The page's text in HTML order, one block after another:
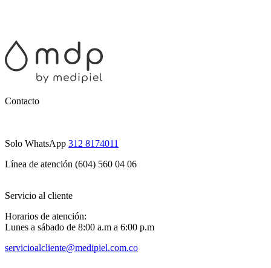
Contacto
Solo WhatsApp 312 8174011
Línea de atención (604) 560 04 06
Servicio al cliente
Horarios de atención:
Lunes a sábado de 8:00 a.m a 6:00 p.m
servicioalcliente@medipiel.com.co